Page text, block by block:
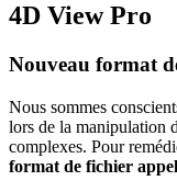
4D View Pro
Nouveau format
Nous sommes
lors de la manipulation
complexes. Pour
format de fichier